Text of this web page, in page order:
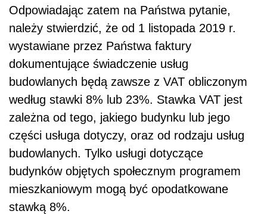
Odpowiadając zatem na Państwa pytanie,
należy stwierdzić, że od 1 listopada 2019 r.
wystawiane przez Państwa faktury
dokumentujące świadczenie usług
budowlanych będą zawsze z VAT obliczonym
według stawki 8% lub 23%. Stawka VAT jest
zależna od tego, jakiego budynku lub jego
części usługa dotyczy, oraz od rodzaju usług
budowlanych. Tylko usługi dotyczące
budynków objętych społecznym programem
mieszkaniowym mogą być opodatkowane
stawką 8%.